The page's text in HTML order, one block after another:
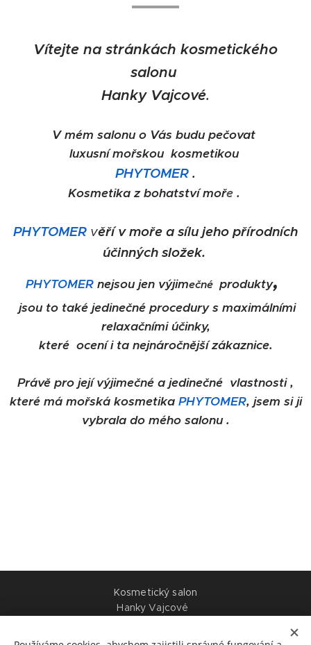
Vítejte na stránkách kosmetického
salonu
Hanky Vajcové.
V mém salonu o Vás budu pečovat
luxusní mořskou kosmetikou
PHYTOMER .
Kosmetika z bohatství moře .
PHYTOMER věří v moře a sílu jeho přírodních
účinných složek.
PHYTOMER nejsou jen výjimečné produkty,
jsou to také jedinečné procedury s maximálními
relaxačními účinky,
které ocení i ta nejnáročnější zákaznice.
Právě pro její výjimečné a jedinečné vlastnosti ,
které má mořská kosmetika PHYTOMER, jsem si ji
vybrala do mého salonu .
Kosmetický salon
Hanky Vajcové
(naproti Kahanu)